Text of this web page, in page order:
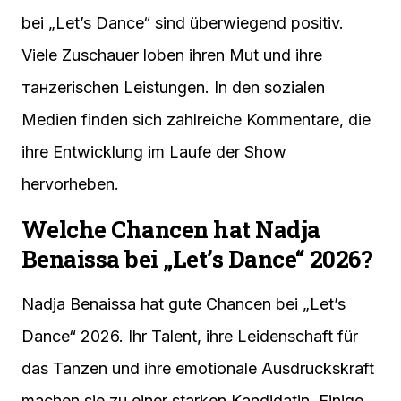
bei „Let’s Dance“ sind überwiegend positiv.
Viele Zuschauer loben ihren Mut und ihre
танzerischen Leistungen. In den sozialen
Medien finden sich zahlreiche Kommentare, die
ihre Entwicklung im Laufe der Show
hervorheben.
Welche Chancen hat Nadja
Benaissa bei „Let’s Dance“ 2026?
Nadja Benaissa hat gute Chancen bei „Let’s
Dance“ 2026. Ihr Talent, ihre Leidenschaft für
das Tanzen und ihre emotionale Ausdruckskraft